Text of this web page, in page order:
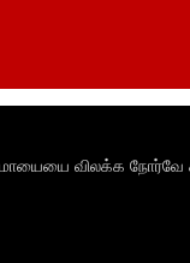
விலக்க நோர்வே